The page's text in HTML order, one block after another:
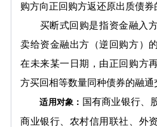
购方向正回购方返还原出质债券
买断式回购是指资金融入方
卖给资金融出方（逆回购方）
在未来某一日期，由正回购方
方买回相等数量同种债券的融通
适用对象： 国有商业银行、
商业银行、农村信用联社、外